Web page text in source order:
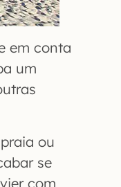
em conta
um
ou
se
com